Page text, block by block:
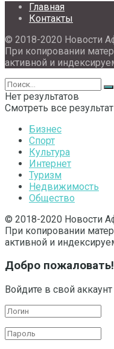
Главная
Контакты
© 2018-2020 Новости
При копировании
активной и
Нет результатов
Смотреть все
Бизнес
Спорт
Культура
Интернет
Туризм
Недвижимость
Общество
© 2018-2020 Новости
При копировании
активной и
Добро пожаловать!
Войдите в свой аккаунт